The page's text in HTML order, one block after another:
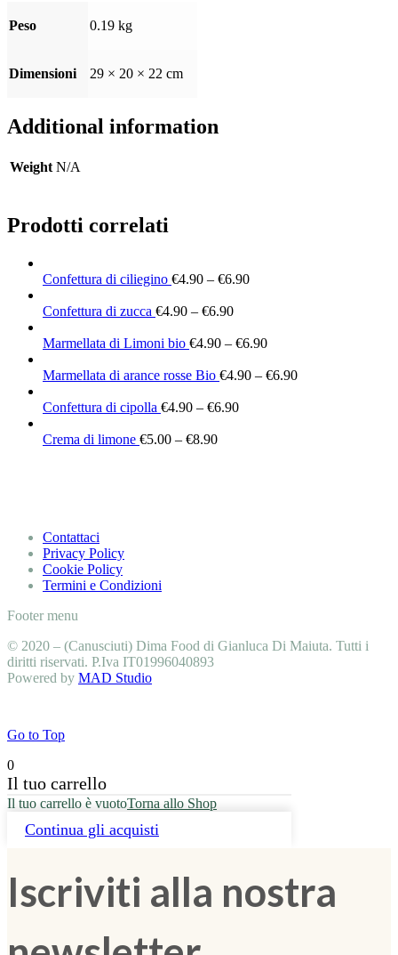
Peso 0.19 kg
Dimensioni 29 × 20 × 22 cm
Additional information
Weight N/A
Prodotti correlati
Confettura di ciliegino €4.90 – €6.90
Confettura di zucca €4.90 – €6.90
Marmellata di Limoni bio €4.90 – €6.90
Marmellata di arance rosse Bio €4.90 – €6.90
Confettura di cipolla €4.90 – €6.90
Crema di limone €5.00 – €8.90
Contattaci
Privacy Policy
Cookie Policy
Termini e Condizioni
Footer menu
© 2020 – (Canusciuti) Dima Food di Gianluca Di Maiuta. Tutti i
diritti riservati. P.Iva IT01996040893
Powered by MAD Studio
Go to Top
0
Il tuo carrello
Il tuo carrello è vuotoTorna allo Shop
Continua gli acquisti
Iscriviti alla nostra